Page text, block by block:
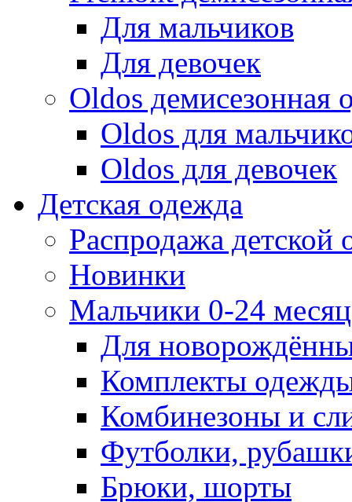
Для мальчиков
Для девочек
Oldos демисезонная
Oldos для
Oldos для девочек
Детская одежда
Распродажа детской
Новинки
Мальчики 0-24
Для
Комплекты
Комбинезоны и
Футболки,
Брюки, шорты